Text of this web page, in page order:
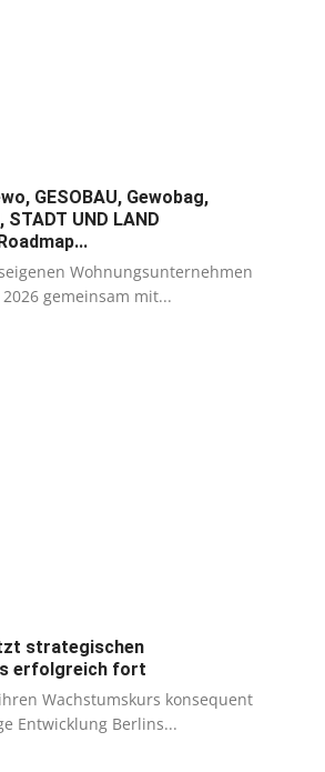
GESOBAU, Gewobag,
STADT UND LAND
Wohnungsunternehmen
gemeinsam mit...
strategischen
erfolgreich fort
Wachstumskurs konsequent
Entwicklung Berlins...